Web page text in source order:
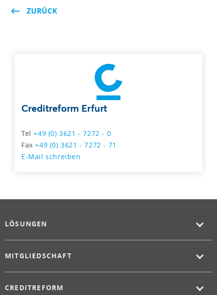
ZURÜCK
Creditreform Erfurt
Tel+49 (0) 3621 - 7272 - 0
Fax+49 (0) 3621 - 7272 - 71
E-Mail schreiben
LÖSUNGEN
MITGLIEDSCHAFT
CREDITREFORM